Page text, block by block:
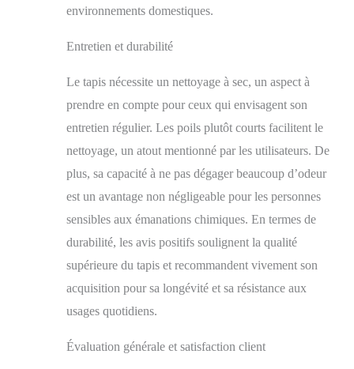
environnements domestiques.
Entretien et durabilité
Le tapis nécessite un nettoyage à sec, un aspect à
prendre en compte pour ceux qui envisagent son
entretien régulier. Les poils plutôt courts facilitent le
nettoyage, un atout mentionné par les utilisateurs. De
plus, sa capacité à ne pas dégager beaucoup d’odeur
est un avantage non négligeable pour les personnes
sensibles aux émanations chimiques. En termes de
durabilité, les avis positifs soulignent la qualité
supérieure du tapis et recommandent vivement son
acquisition pour sa longévité et sa résistance aux
usages quotidiens.
Évaluation générale et satisfaction client